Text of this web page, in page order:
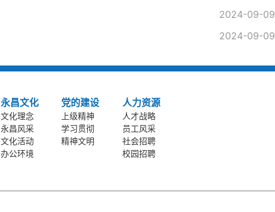
2024-09-09
2024-09-09
永昌文化
文化理念
永昌风采
文化活动
办公环境
党的建设
上级精神
学习贯彻
精神文明
人力资源
人才战略
员工风采
社会招聘
校园招聘